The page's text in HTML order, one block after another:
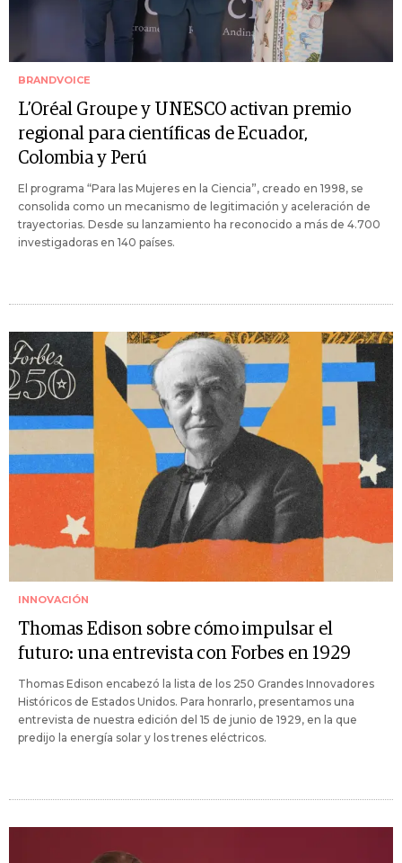
BRANDVOICE
L’Oréal Groupe y UNESCO activan premio
regional para científicas de Ecuador,
Colombia y Perú
El programa “Para las Mujeres en la Ciencia”, creado en 1998, se
consolida como un mecanismo de legitimación y aceleración de
trayectorias. Desde su lanzamiento ha reconocido a más de 4.700
investigadoras en 140 países.
INNOVACIÓN
Thomas Edison sobre cómo impulsar el
futuro: una entrevista con Forbes en 1929
Thomas Edison encabezó la lista de los 250 Grandes Innovadores
Históricos de Estados Unidos. Para honrarlo, presentamos una
entrevista de nuestra edición del 15 de junio de 1929, en la que
predijo la energía solar y los trenes eléctricos.